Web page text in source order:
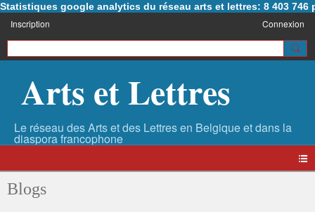
Statistiques google analytics du réseau arts et lettres: 8 403 746
Inscription Connexion
Arts et Lettres
Blogs